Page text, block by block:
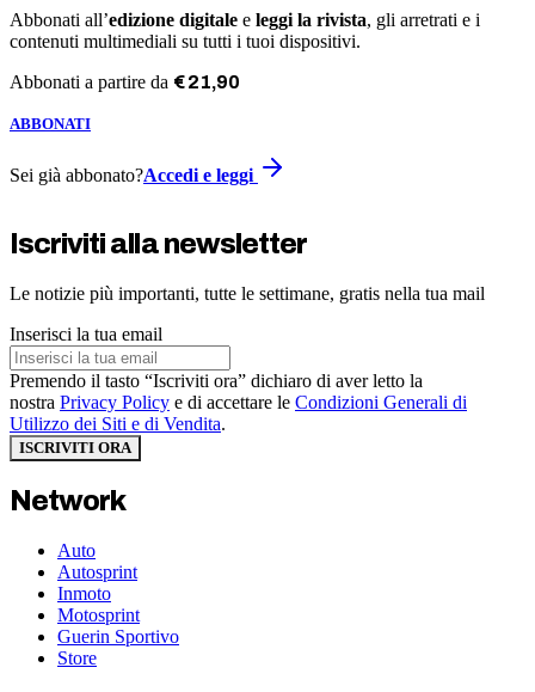
Abbonati all’edizione digitale e leggi la rivista, gli arretrati e i
contenuti multimediali su tutti i tuoi dispositivi.
Abbonati a partire da €21,90
ABBONATI
Sei già abbonato?Accedi e leggi
Iscriviti alla newsletter
Le notizie più importanti, tutte le settimane, gratis nella tua mail
Inserisci la tua email
Premendo il tasto “Iscriviti ora” dichiaro di aver letto la
nostra Privacy Policy e di accettare le Condizioni Generali di
Utilizzo dei Siti e di Vendita.
ISCRIVITI ORA
Network
Auto
Autosprint
Inmoto
Motosprint
Guerin Sportivo
Store